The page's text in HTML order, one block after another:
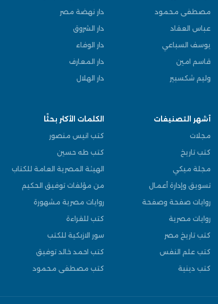
مصطفى محمود
عباس العقاد
يوسف السباعي
قاسم امين
وليم شكسبير
دار نهضة مصر
دار الشروق
دار الوفاء
دار المعارف
دار الهلال
أشهر التصنيفات
مجلات
كتب تاريخ
مجلة ميكي
تسويق وإدارة أعمال
روايات صفحة وصفحة
روايات مصرية
كتب تاريخ مصر
كتب علم النفس
كتب دينية
الكلمات الأكثر بحثًا
كتب انيس منصور
كتب طه حسين
الهيئة المصرية العامة للكتاب
من مؤلفات توفيق الحكيم
روايات مصرية مشهورة
كتب للقراءة
سور الازبكية للكتب
كتب احمد خالد توفيق
كتب مصطفى محمود